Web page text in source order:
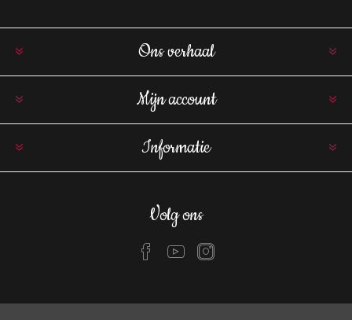
Ons verhaal
Mijn account
Informatie
Volg ons